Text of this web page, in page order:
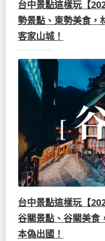
台中景點這樣玩【
勢景點、東勢美食，
客家山城！
台中景點這樣玩【
谷關景點、谷關美食
本偽出國！